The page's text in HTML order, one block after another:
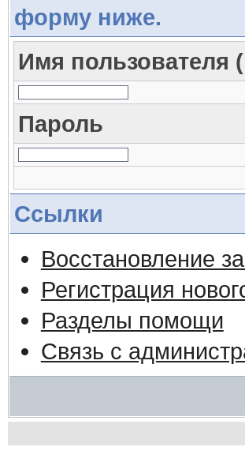
форму ниже.
Имя пользователя
Пароль
Ссылки
Восстановление
Регистрация
Разделы помощи
Связь с